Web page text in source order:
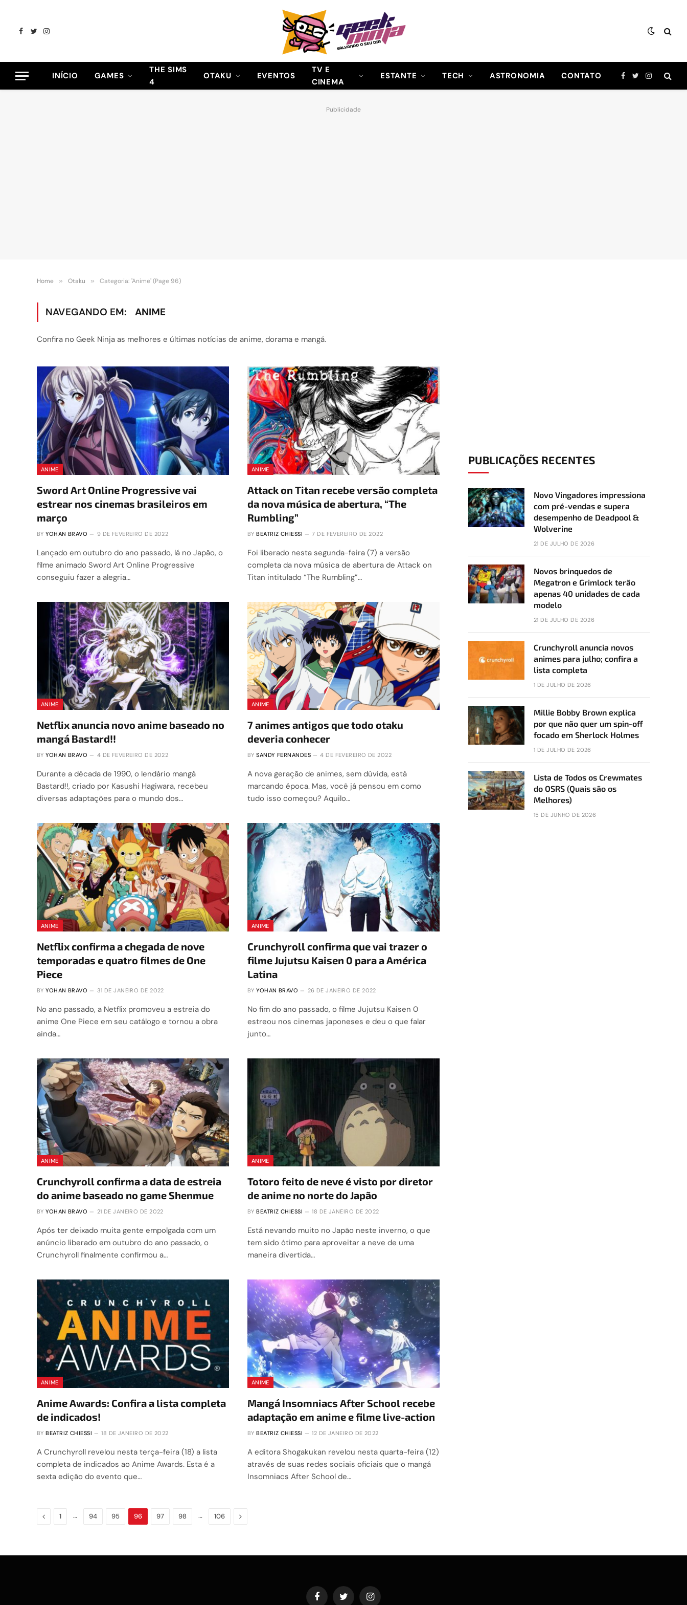
Facebook
TwitterInstagram
INÍCIO GAMES
THE SIMS
4
OTAKU EVENTOS
TV E
CINEMA
ESTANTE TECH ASTRONOMIA CONTATO Facebook
TwitterInstagram
Publicidade
Home » Otaku » Categoria: "Anime" (Page 96)
NAVEGANDO EM: ANIME
Confira no Geek Ninja as melhores e últimas notícias de anime, dorama e mangá.
ANIME
Sword Art Online Progressive vai
estrear nos cinemas brasileiros em
março
BY YOHAN BRAVO 9 DE FEVEREIRO DE 2022
Lançado em outubro do ano passado, lá no Japão, o
filme animado Sword Art Online Progressive
conseguiu fazer a alegria…
ANIME
Attack on Titan recebe versão completa
da nova música de abertura, “The
Rumbling”
BY BEATRIZ CHIESSI 7 DE FEVEREIRO DE 2022
Foi liberado nesta segunda-feira (7) a versão
completa da nova música de abertura de Attack on
Titan intitulado “The Rumbling”…
ANIME
Netflix anuncia novo anime baseado no
mangá Bastard!!
BY YOHAN BRAVO 4 DE FEVEREIRO DE 2022
Durante a década de 1990, o lendário mangá
Bastard!!, criado por Kasushi Hagiwara, recebeu
diversas adaptações para o mundo dos…
ANIME
7 animes antigos que todo otaku
deveria conhecer
BY SANDY FERNANDES 4 DE FEVEREIRO DE 2022
A nova geração de animes, sem dúvida, está
marcando época. Mas, você já pensou em como
tudo isso começou? Aquilo…
ANIME
Netflix confirma a chegada de nove
temporadas e quatro filmes de One
Piece
BY YOHAN BRAVO 31 DE JANEIRO DE 2022
No ano passado, a Netflix promoveu a estreia do
anime One Piece em seu catálogo e tornou a obra
ainda…
ANIME
Crunchyroll confirma que vai trazer o
filme Jujutsu Kaisen 0 para a América
Latina
BY YOHAN BRAVO 26 DE JANEIRO DE 2022
No fim do ano passado, o filme Jujutsu Kaisen 0
estreou nos cinemas japoneses e deu o que falar
junto…
ANIME
Crunchyroll confirma a data de estreia
do anime baseado no game Shenmue
BY YOHAN BRAVO 21 DE JANEIRO DE 2022
Após ter deixado muita gente empolgada com um
anúncio liberado em outubro do ano passado, o
Crunchyroll finalmente confirmou a…
ANIME
Totoro feito de neve é visto por diretor
de anime no norte do Japão
BY BEATRIZ CHIESSI 18 DE JANEIRO DE 2022
Está nevando muito no Japão neste inverno, o que
tem sido ótimo para aproveitar a neve de uma
maneira divertida…
ANIME
Anime Awards: Confira a lista completa
de indicados!
BY BEATRIZ CHIESSI 18 DE JANEIRO DE 2022
A Crunchyroll revelou nesta terça-feira (18) a lista
completa de indicados ao Anime Awards. Esta é a
sexta edição do evento que…
ANIME
Mangá Insomniacs After School recebe
adaptação em anime e filme live-action
BY BEATRIZ CHIESSI 12 DE JANEIRO DE 2022
A editora Shogakukan revelou nesta quarta-feira (12)
através de suas redes sociais oficiais que o mangá
Insomniacs After School de…
Previous
1 … 94 95 96 97 98 … 106 Next
PUBLICAÇÕES RECENTES
Novo Vingadores impressiona
com pré-vendas e supera
desempenho de Deadpool &
Wolverine
21 DE JULHO DE 2026
Novos brinquedos de
Megatron e Grimlock terão
apenas 40 unidades de cada
modelo
21 DE JULHO DE 2026
Crunchyroll anuncia novos
animes para julho; confira a
lista completa
1 DE JULHO DE 2026
Millie Bobby Brown explica
por que não quer um spin-off
focado em Sherlock Holmes
1 DE JULHO DE 2026
Lista de Todos os Crewmates
do OSRS (Quais são os
Melhores)
15 DE JUNHO DE 2026
FacebookTwitter Instagram